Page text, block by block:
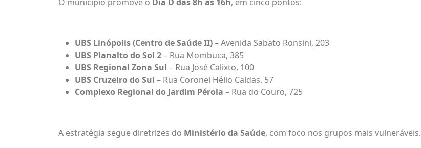
UBS Linópolis (Centro de Saúde II)– Avenida Sabato Ronsini, 203
UBS Planalto do Sol 2– Rua Mombuca, 385
UBS Regional Zona Sul – Rua José Calixto, 100
UBS Cruzeiro do Sul – Rua Coronel Hélio Caldas, 57
Complexo Regional do Jardim Pérola – Rua do Couro, 725
A estratégia segue diretrizes do Ministério da Saúde, com foco nos grupos mais vulneráveis.